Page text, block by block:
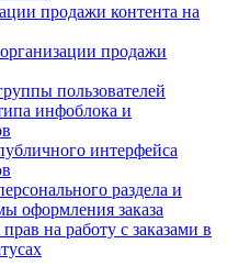
продажи контента на
продажи
пользователей
инфоблока и
интерфейса
раздела и
оформления заказа
на работу с заказами в